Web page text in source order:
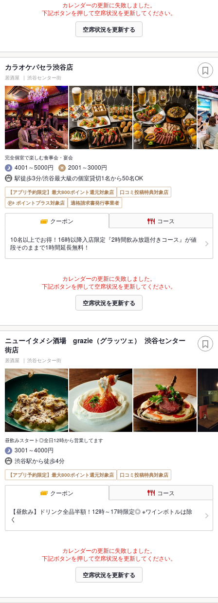
カレンダーの更新に失敗しました。
下記ボタンを押して空席状況を更新してください。
空席状況を更新する
カラオケパセラ渋谷店
居酒屋 渋谷センター街
完全個室で楽しむ食事会・宴会
4001～5000円
2001～3000円
駅徒歩3分/渋谷最大級の個室貸切1名から50名OK
【アプリ予約限定】最大800ポイント還元対象店
口コミ投稿特典対象店
ポイントプラス対象店
適格請求書発行事業者
クーポン コース
10名以上でお得！16時以降入店限定『2時間飲み放題付きコース』が値
段そのままで1時間延長無料！
カレンダーの更新に失敗しました。
下記ボタンを押して空席状況を更新してください。
空席状況を更新する
ニューイタメシ酒場 grazie（グラッツェ） 渋谷センター
街店
居酒屋 渋谷センター街
昼飲みスタート◎全日12時から営業してます
3001～4000円
渋谷駅から徒歩4分
【アプリ予約限定】最大800ポイント還元対象店 口コミ投稿特典対象店
クーポン コース
【昼飲み】ドリンク全品半額！12時～17時限定◎ ※ワインボトルは除
く
カレンダーの更新に失敗しました。
下記ボタンを押して空席状況を更新してください。
空席状況を更新する